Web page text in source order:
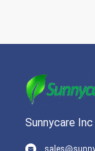
Sunnycare Inc